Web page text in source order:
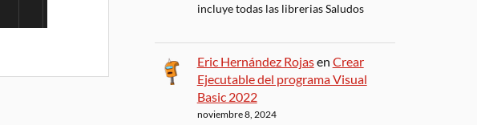
incluye todas las librerias Saludos
Eric Hernández Rojasen Crear
Ejecutable del programa Visual
Basic 2022
noviembre 8, 2024